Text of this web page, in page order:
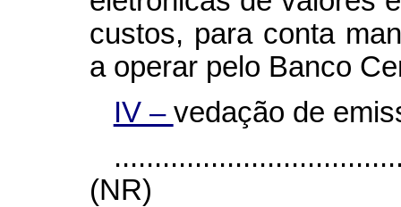
custos, para conta
a operar pelo Banco
IV – vedação de
(NR)